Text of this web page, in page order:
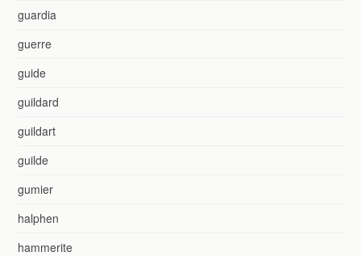
guardia
guerre
guide
guildard
guildart
guilde
gumier
halphen
hammerite